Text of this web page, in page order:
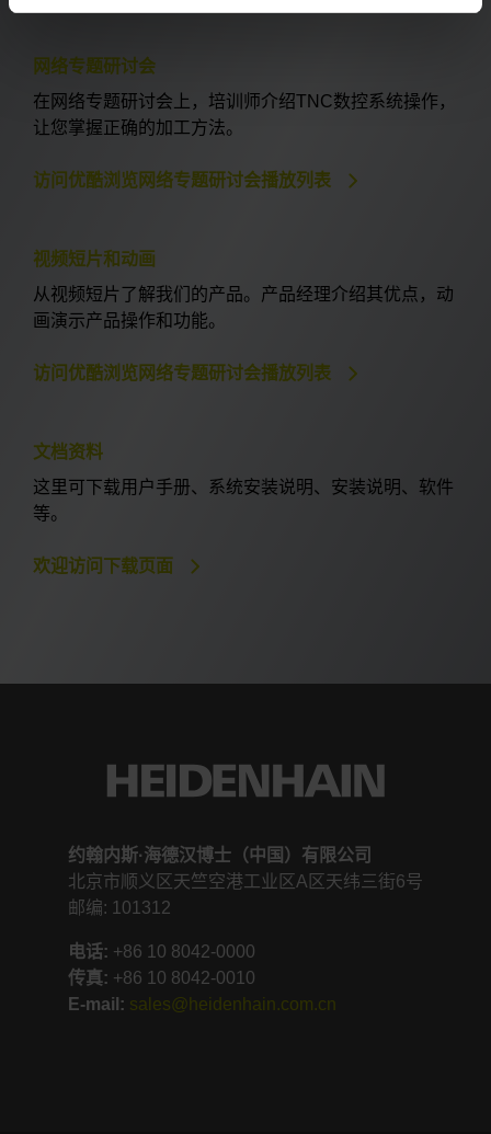
网络专题研讨会
在网络专题研讨会上，培训师介绍TNC数控系统操作，
让您掌握正确的加工方法。
访问优酷浏览网络专题研讨会播放列表
视频短片和动画
从视频短片了解我们的产品。产品经理介绍其优点，动
画演示产品操作和功能。
访问优酷浏览网络专题研讨会播放列表
文档资料
这里可下载用户手册、系统安装说明、安装说明、软件
等。
欢迎访问下载页面
约翰内斯·海德汉博士（中国）有限公司
北京市顺义区天竺空港工业区A区天纬三街6号
邮编: 101312
电话: +86 10 8042-0000
传真: +86 10 8042-0010
E-mail: sales@heidenhain.com.cn